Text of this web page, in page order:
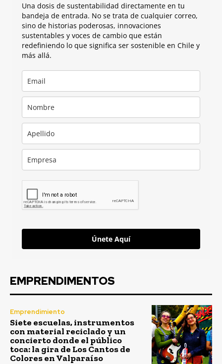
Una dosis de sustentabilidad directamente en tu
bandeja de entrada. No se trata de cualquier correo,
sino de historias poderosas, innovaciones
sustentables y voces de cambio que están
redefiniendo lo que significa ser sostenible en Chile y
más allá.
Únete Aquí
EMPRENDIMENTOS
Emprendimiento
Siete escuelas, instrumentos
con material reciclado y un
concierto donde el público
toca: la gira de Los Cantos de
Colores en Valparaíso